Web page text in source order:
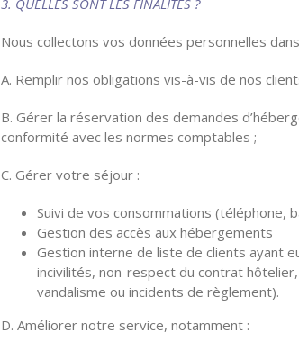
3. QUELLES SONT LES FINALITES ?
Nous collectons vos données personnelles
A. Remplir nos obligations vis-à-vis de nos
B. Gérer la réservation des demandes
conformité avec les normes comptables ;
C. Gérer votre séjour :
Suivi de vos consommations (téléphone,
Gestion des accès aux hébergements
Gestion interne de liste de clients ayant
incivilités, non-respect du contrat
vandalisme ou incidents de règlement).
D. Améliorer notre service, notamment :